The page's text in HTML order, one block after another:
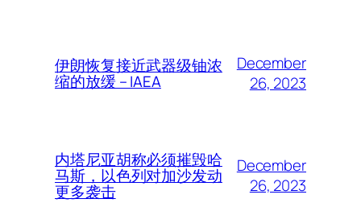
伊朗恢复接近武器级铀浓
缩的放缓 – IAEA
December
26, 2023
内塔尼亚胡称必须摧毁哈
马斯，以色列对加沙发动
更多袭击
December
26, 2023